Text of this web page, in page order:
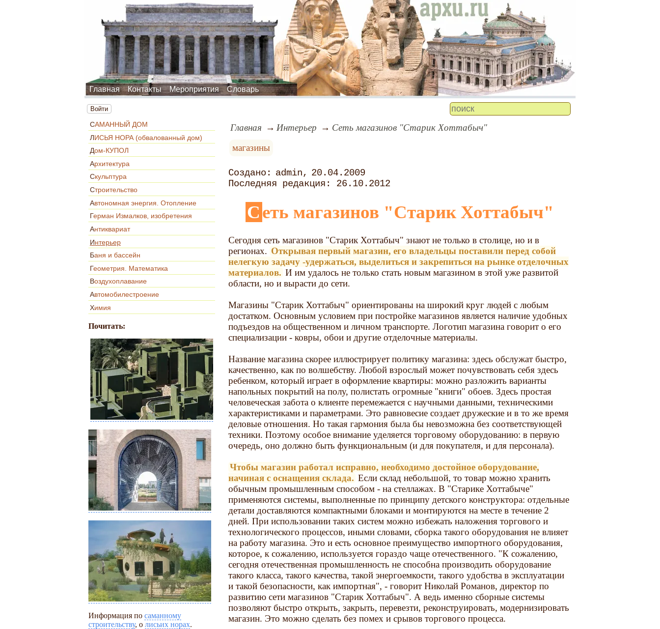
Главная Контакты Мероприятия Словарь
Войти
САМАННЫЙ ДОМ
ЛИСЬЯ НОРА (обвалованный дом)
Дом-КУПОЛ
Архитектура
Скульптура
Строительство
Автономная энергия. Отопление
Герман Измалков, изобретения
Антиквариат
Интерьер
Баня и бассейн
Геометрия. Математика
Воздухоплавание
Автомобилестроение
Химия
Почитать:
Информация по саманному
строительству, о лисьих норах.
Главная Интерьер
Сеть магазинов "Старик Хоттабыч"
магазины
admin
20.04.2009
26.10.2012
Сеть магазинов "Старик Хоттабыч"
Сегодня сеть магазинов "Старик Хоттабыч" знают не только в столице, но и в
регионах. Открывая первый магазин, его владельцы поставили перед собой
нелегкую задачу -удержаться, выделиться и закрепиться на рынке отделочных
материалов. И им удалось не только стать новым магазином в этой уже развитой
области, но и вырасти до сети.
Магазины "Старик Хоттабыч" ориентированы на широкий круг людей с любым
достатком. Основным условием при постройке магазинов является наличие удобных
подъездов на общественном и личном транспорте. Логотип магазина говорит о его
специализации - ковры, обои и другие отделочные материалы.
Название магазина скорее иллюстрирует политику магазина: здесь обслужат быстро,
качественно, как по волшебству. Любой взрослый может почувствовать себя здесь
ребенком, который играет в оформление квартиры: можно разложить варианты
напольных покрытий на полу, полистать огромные "книги" обоев. Здесь простая
человеческая забота о клиенте перемежается с научными данными, техническими
характеристиками и параметрами. Это равновесие создает дружеские и в то же время
деловые отношения. Но такая гармония была бы невозможна без соответствующей
техники. Поэтому особое внимание уделяется торговому оборудованию: в первую
очередь, оно должно быть функциональным (и для покупателя, и для персонала).
Чтобы магазин работал исправно, необходимо достойное оборудование,
начиная с оснащения склада. Если склад небольшой, то товар можно хранить
обычным промышленным способом - на стеллажах. В "Старике Хоттабыче"
применяются системы, выполненные по принципу детского конструктора: отдельные
детали доставляются компактными блоками и монтируются на месте в течение 2
дней. При использовании таких систем можно избежать наложения торгового и
технологического процессов, иными словами, сборка такого оборудования не влияет
на работу магазина. Это и есть основное преимущество импортного оборудования,
которое, к сожалению, используется гораздо чаще отечественного. "К сожалению,
сегодня отечественная промышленность не способна производить оборудование
такого класса, такого качества, такой энергоемкости, такого удобства в эксплуатации
и такой безопасности, как импортная", - говорит Николай Романов, директор по
развитию сети магазинов "Старик Хоттабыч". А ведь именно сборные системы
позволяют быстро открыть, закрыть, перевезти, реконструировать, модернизировать
магазин. Это можно сделать без помех и срывов торгового процесса.